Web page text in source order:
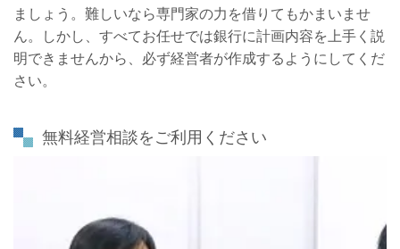
ましょう。難しいなら専門家の力を借りてもかまいませ
ん。しかし、すべてお任せでは銀行に計画内容を上手く説
明できませんから、必ず経営者が作成するようにしてくだ
さい。
無料経営相談をご利用ください